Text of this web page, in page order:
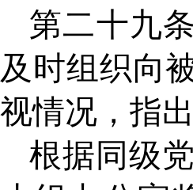
第二十九条
及时组织向
视情况，指
根据同级